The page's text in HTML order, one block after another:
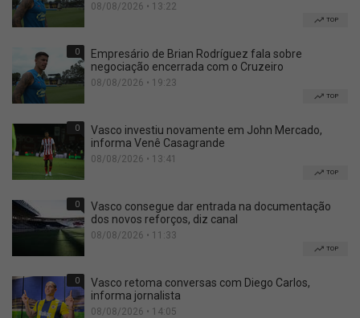
08/08/2026 • 13:22
TOP
0
Empresário de Brian Rodríguez fala sobre
negociação encerrada com o Cruzeiro
08/08/2026 • 19:23
TOP
0
Vasco investiu novamente em John Mercado,
informa Venê Casagrande
08/08/2026 • 13:41
TOP
0
Vasco consegue dar entrada na documentação
dos novos reforços, diz canal
08/08/2026 • 11:33
TOP
0
Vasco retoma conversas com Diego Carlos,
informa jornalista
08/08/2026 • 14:05